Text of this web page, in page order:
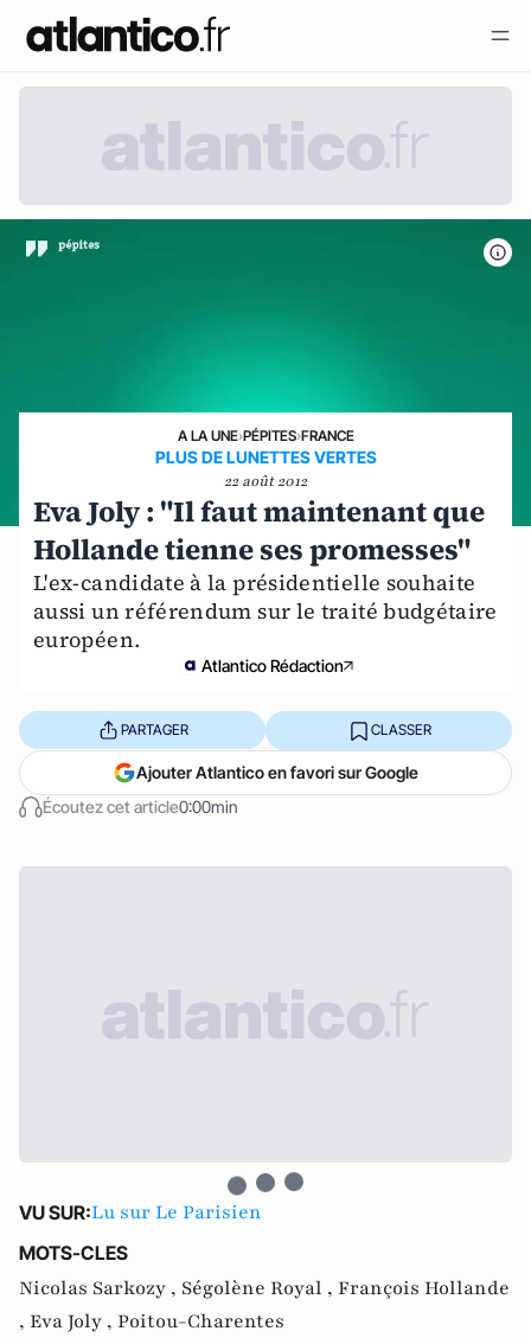
A LA UNE›PÉPITES›FRANCE
PLUS DE LUNETTES VERTES
22 août 2012
Eva Joly : "Il faut maintenant que
Hollande tienne ses promesses"
L'ex-candidate à la présidentielle souhaite
aussi un référendum sur le traité budgétaire
européen.
Atlantico Rédaction
Écoutez cet article0:00min
PARTAGER CLASSER
Ajouter Atlantico en favori sur Google
VU SUR:Lu sur Le Parisien
MOTS-CLES
Nicolas Sarkozy , Ségolène Royal , François Hollande
, Eva Joly , Poitou-Charentes